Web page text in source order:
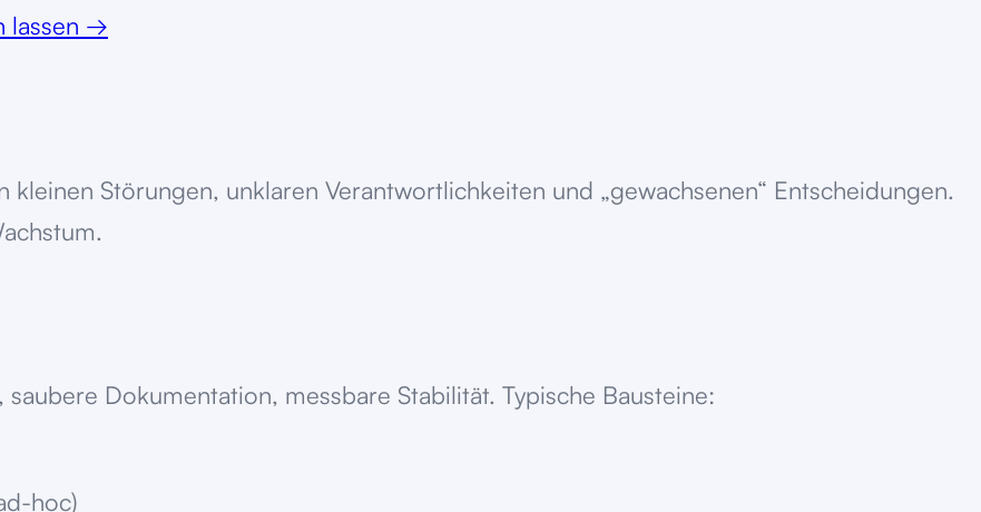
lassen →
Störungen, unklaren Verantwortlichkeiten und „gewachsenen“ Entscheidungen.
Dokumentation, messbare Stabilität. Typische Bausteine:
hoc)